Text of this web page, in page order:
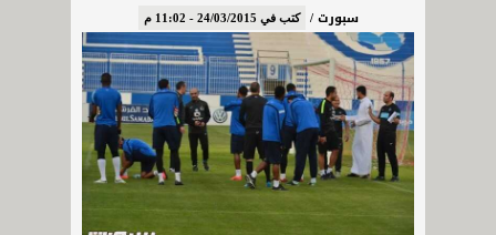
سبورت / كتب في 24/03/2015 - 11:02 م